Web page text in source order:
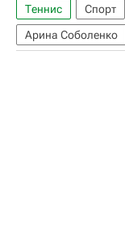
Теннис Спорт
Арина Соболенко